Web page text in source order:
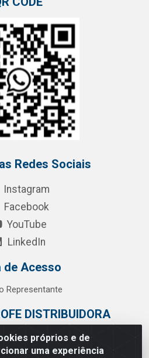
próprios e de
uma experiência
Redes Sociais
Instagram
Facebook
YouTube
LinkedIn
de Acesso
Representante
DISTRIBUIDORA